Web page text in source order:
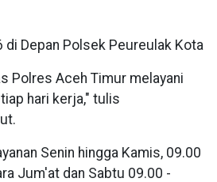
di Depan Polsek Peureulak Kota
Polres Aceh Timur melayani
hari kerja," tulis
Senin hingga Kamis, 09.00
Jum'at dan Sabtu 09.00 -